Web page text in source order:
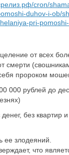
cron/
duhov-i-ob/
pri-
от всех
смерти
пророком
000 рублей до
без квартир
ее злодеяний.
что